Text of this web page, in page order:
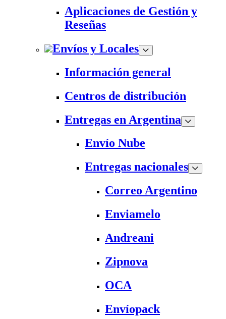
Aplicaciones de Gestión y
Reseñas
Envíos y Locales
Información general
Centros de distribución
Entregas en Argentina
Envío Nube
Entregas nacionales
Correo Argentino
Enviamelo
Andreani
Zipnova
OCA
Envíopack